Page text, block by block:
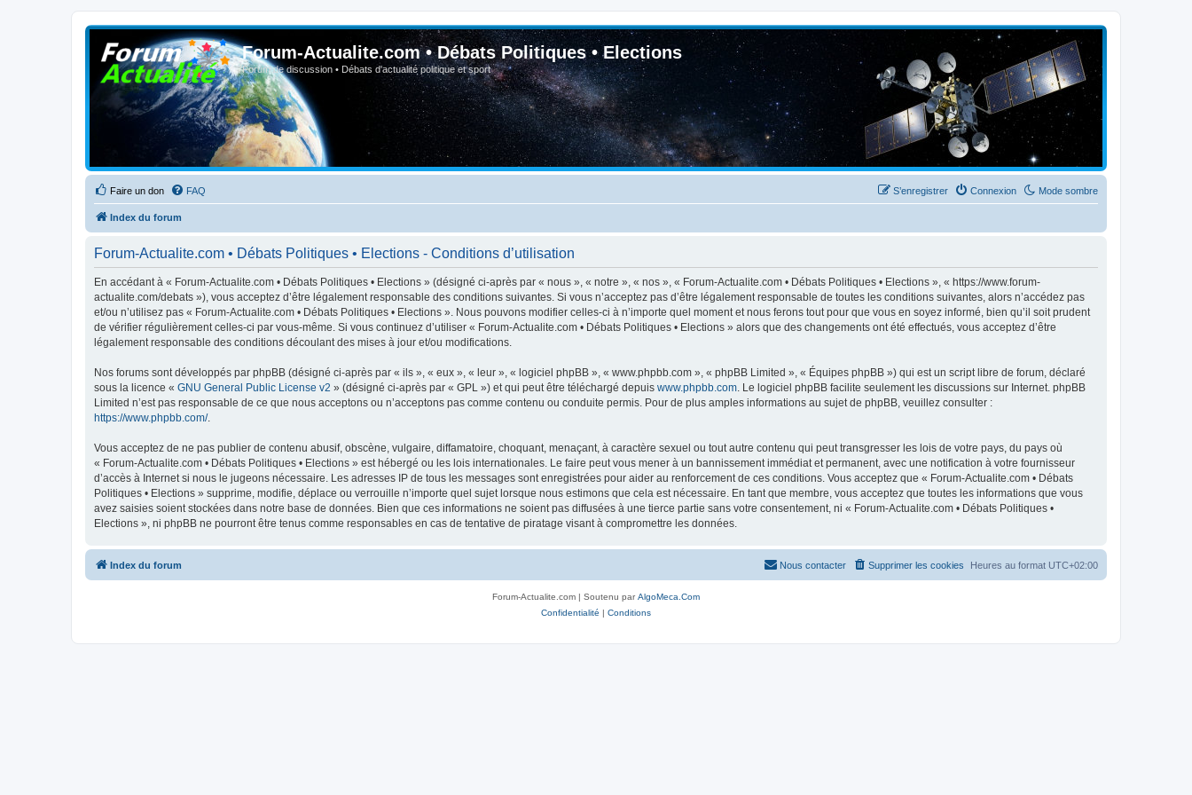
Forum-Actualite.com • Débats Politiques • Elections
Forum de discussion • Débats d'actualité politique et sport
Faire un don Mode sombre
FAQ Connexion
S’enregistrer
Index du forum
Forum-Actualite.com • Débats Politiques • Elections - Conditions d’utilisation
En accédant à « Forum-Actualite.com • Débats Politiques • Elections » (désigné ci-après par « nous », « notre », « nos », « Forum-Actualite.com • Débats Politiques • Elections », « https://www.forum-
actualite.com/debats »), vous acceptez d’être légalement responsable des conditions suivantes. Si vous n’acceptez pas d’être légalement responsable de toutes les conditions suivantes, alors n’accédez pas
et/ou n’utilisez pas « Forum-Actualite.com • Débats Politiques • Elections ». Nous pouvons modifier celles-ci à n’importe quel moment et nous ferons tout pour que vous en soyez informé, bien qu’il soit prudent
de vérifier régulièrement celles-ci par vous-même. Si vous continuez d’utiliser « Forum-Actualite.com • Débats Politiques • Elections » alors que des changements ont été effectués, vous acceptez d’être
légalement responsable des conditions découlant des mises à jour et/ou modifications.
Nos forums sont développés par phpBB (désigné ci-après par « ils », « eux », « leur », « logiciel phpBB », « www.phpbb.com », « phpBB Limited », « Équipes phpBB ») qui est un script libre de forum, déclaré
sous la licence « GNU General Public License v2 » (désigné ci-après par « GPL ») et qui peut être téléchargé depuis www.phpbb.com. Le logiciel phpBB facilite seulement les discussions sur Internet. phpBB
Limited n’est pas responsable de ce que nous acceptons ou n’acceptons pas comme contenu ou conduite permis. Pour de plus amples informations au sujet de phpBB, veuillez consulter :
https://www.phpbb.com/.
Vous acceptez de ne pas publier de contenu abusif, obscène, vulgaire, diffamatoire, choquant, menaçant, à caractère sexuel ou tout autre contenu qui peut transgresser les lois de votre pays, du pays où
« Forum-Actualite.com • Débats Politiques • Elections » est hébergé ou les lois internationales. Le faire peut vous mener à un bannissement immédiat et permanent, avec une notification à votre fournisseur
d’accès à Internet si nous le jugeons nécessaire. Les adresses IP de tous les messages sont enregistrées pour aider au renforcement de ces conditions. Vous acceptez que « Forum-Actualite.com • Débats
Politiques • Elections » supprime, modifie, déplace ou verrouille n’importe quel sujet lorsque nous estimons que cela est nécessaire. En tant que membre, vous acceptez que toutes les informations que vous
avez saisies soient stockées dans notre base de données. Bien que ces informations ne soient pas diffusées à une tierce partie sans votre consentement, ni « Forum-Actualite.com • Débats Politiques •
Elections », ni phpBB ne pourront être tenus comme responsables en cas de tentative de piratage visant à compromettre les données.
Index du forum Heures au format UTC+02:00
Supprimer les cookies
Nous contacter
Forum-Actualite.com | Soutenu parAlgoMeca.Com
Confidentialité | Conditions